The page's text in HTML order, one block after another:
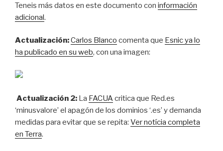
Teneis más datos en este documento con información
adicional.
Actualización:Carlos Blanco comenta que Esnic ya lo
ha publicado en su web, con una imagen:
Actualización 2: La FACUAcritica que Red.es
‘minusvalore’ el apagón de los dominios ‘.es’ y demanda
medidas para evitar que se repita: Ver notícia completa
en Terra.